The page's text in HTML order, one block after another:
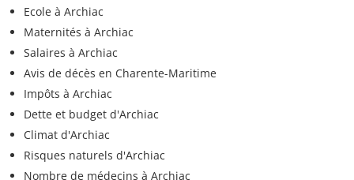
Ecole à Archiac
Maternités à Archiac
Salaires à Archiac
Avis de décès en Charente-Maritime
Impôts à Archiac
Dette et budget d'Archiac
Climat d'Archiac
Risques naturels d'Archiac
Nombre de médecins à Archiac